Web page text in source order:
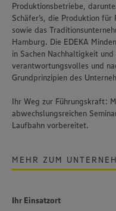
Produktionsbetriebe,
Schäfer’s, die Produktion für
sowie das
Hamburg. Die EDEKA
in Sachen Nachhaltigkeit
verantwortungsvolles und
Grundprinzipien des
Ihr Weg zur Führungskraft:
abwechslungsreichen
Laufbahn vorbereitet.
MEHR ZUM
Ihr Einsatzort